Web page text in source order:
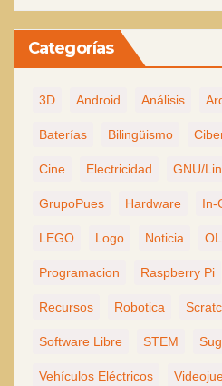
Categorías
3D Android Análisis
Baterías Bilingüismo
Cine Electricidad GNU/
GrupoPues Hardware In-
LEGO Logo Noticia
Programacion Raspberry Pi
Recursos Robotica
Software Libre STEM
Vehículos Eléctricos